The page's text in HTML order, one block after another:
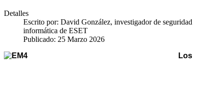
Detalles
Escrito por: David González, investigador de seguridad
informática de ESET
Publicado: 25 Marzo 2026
Los